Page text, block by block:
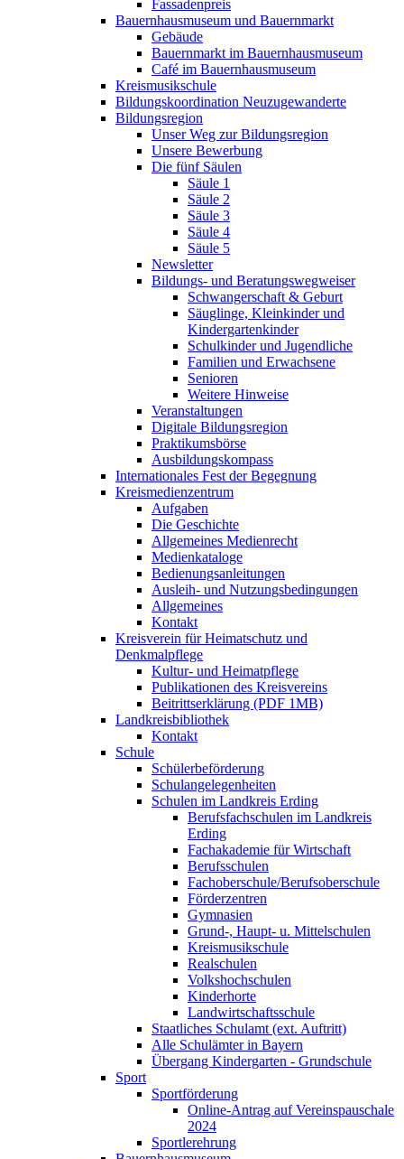
Fassadenpreis
Bauernhausmuseum und Bauernmarkt
Gebäude
Bauernmarkt im Bauernhausmuseum
Café im Bauernhausmuseum
Kreismusikschule
Bildungskoordination Neuzugewanderte
Bildungsregion
Unser Weg zur Bildungsregion
Unsere Bewerbung
Die fünf Säulen
Säule 1
Säule 2
Säule 3
Säule 4
Säule 5
Newsletter
Bildungs- und Beratungswegweiser
Schwangerschaft & Geburt
Säuglinge, Kleinkinder und
Kindergartenkinder
Schulkinder und Jugendliche
Familien und Erwachsene
Senioren
Weitere Hinweise
Veranstaltungen
Digitale Bildungsregion
Praktikumsbörse
Ausbildungskompass
Internationales Fest der Begegnung
Kreismedienzentrum
Aufgaben
Die Geschichte
Allgemeines Medienrecht
Medienkataloge
Bedienungsanleitungen
Ausleih- und Nutzungsbedingungen
Allgemeines
Kontakt
Kreisverein für Heimatschutz und
Denkmalpflege
Kultur- und Heimatpflege
Publikationen des Kreisvereins
Beitrittserklärung (PDF 1MB)
Landkreisbibliothek
Kontakt
Schule
Schülerbeförderung
Schulangelegenheiten
Schulen im Landkreis Erding
Berufsfachschulen im Landkreis
Erding
Fachakademie für Wirtschaft
Berufsschulen
Fachoberschule/Berufsoberschule
Förderzentren
Gymnasien
Grund-, Haupt- u. Mittelschulen
Kreismusikschule
Realschulen
Volkshochschulen
Kinderhorte
Landwirtschaftsschule
Staatliches Schulamt (ext. Auftritt)
Alle Schulämter in Bayern
Übergang Kindergarten - Grundschule
Sport
Sportförderung
Online-Antrag auf Vereinspauschale
2024
Sportlerehrung